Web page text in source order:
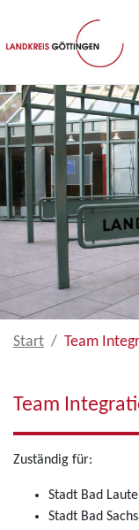
Zum Hauptinhalt
Start Team
Team
Zuständig für:
Stadt Bad
Stadt Bad